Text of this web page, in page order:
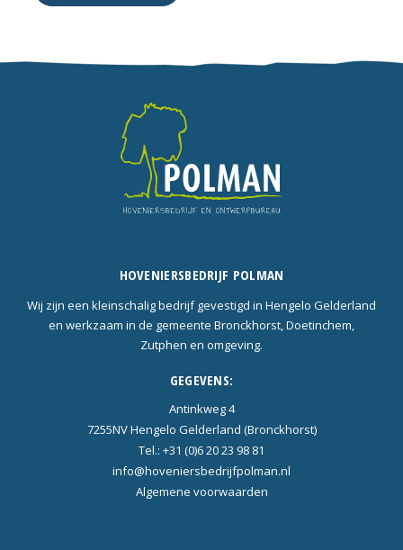
HOVENIERSBEDRIJF POLMAN
Wij zijn een kleinschalig bedrijf gevestigd in Hengelo Gelderland
en werkzaam in de gemeente Bronckhorst, Doetinchem,
Zutphen en omgeving.
GEGEVENS:
Antinkweg 4
7255NV Hengelo Gelderland (Bronckhorst)
Tel.: +31 (0)6 20 23 98 81
info@hoveniersbedrijfpolman.nl
Algemene voorwaarden